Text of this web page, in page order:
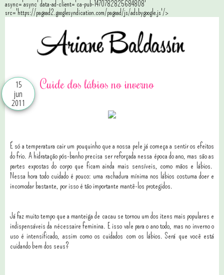
async='async' data-ad-client='ca-pub-1470782825684808'
src='https://pagead2.googlesyndication.com/pagead/js/adsbygoogle.js'/>
15
jun
2011
Cuide dos lábios no inverno
É só a temperatura cair um pouquinho que a nossa pele já começa a sentir os efeitos
do frio. A hidratação pós-banho precisa ser reforçada nessa época do ano, mas são as
partes expostas do corpo que ficam ainda mais sensíveis, como mãos e lábios.
Nessa hora todo cuidado é pouco: uma rachadura mínima nos lábios costuma doer e
incomodar bastante, por isso é tão importante mantê-los protegidos.
Já faz muito tempo que a manteiga de cacau se tornou um dos itens mais populares e
indispensáveis da nécessaire feminina. E isso vale para o ano todo, mas no inverno o
uso é intensificado, assim como os cuidados com os lábios. Será que você está
cuidando bem dos seus?